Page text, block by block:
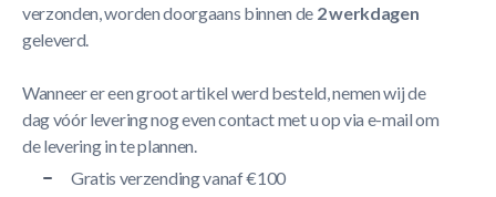
verzonden, worden doorgaans binnen de 2 werkdagen
geleverd.
Wanneer er een groot artikel werd besteld, nemen wij de
dag vóór levering nog even contact met u op via e-mail om
de levering in te plannen.
Gratis verzending vanaf €100